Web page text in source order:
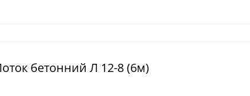
бетонний Л 12-8 (6м)